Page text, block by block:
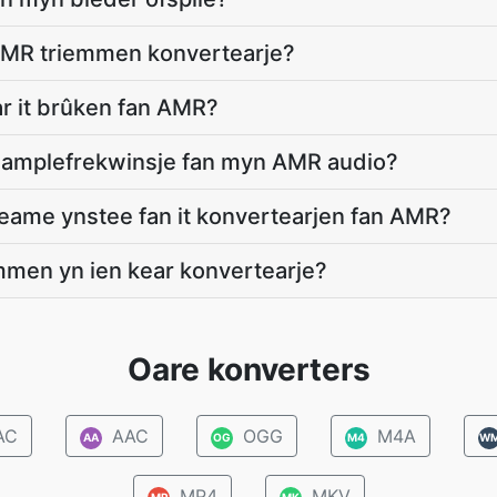
triemmen konvertearje?
it brûken fan AMR?
fan myn AMR audio?
ynstee fan it konvertearjen fan AMR?
yn ien kear konvertearje?
Oare konverters
AA AAC OG OGG M4 M4A